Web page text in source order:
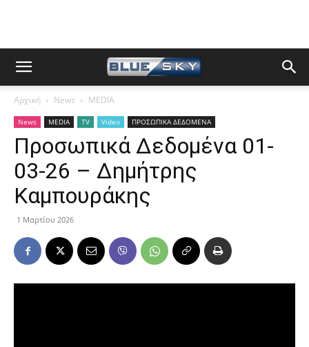
Αρχική News MEDIA
News MEDIA TV Video ΠΡΟΣΩΠΙΚΑ ΔΕΔΟΜΕΝΑ
Προσωπικά Δεδομένα 01-
03-26 – Δημήτρης
Καμπουράκης
1 Μαρτίου 2026